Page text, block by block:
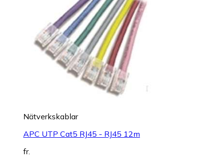
Nätverkskablar
APC UTP Cat5 RJ45 - RJ45 12m
fr.